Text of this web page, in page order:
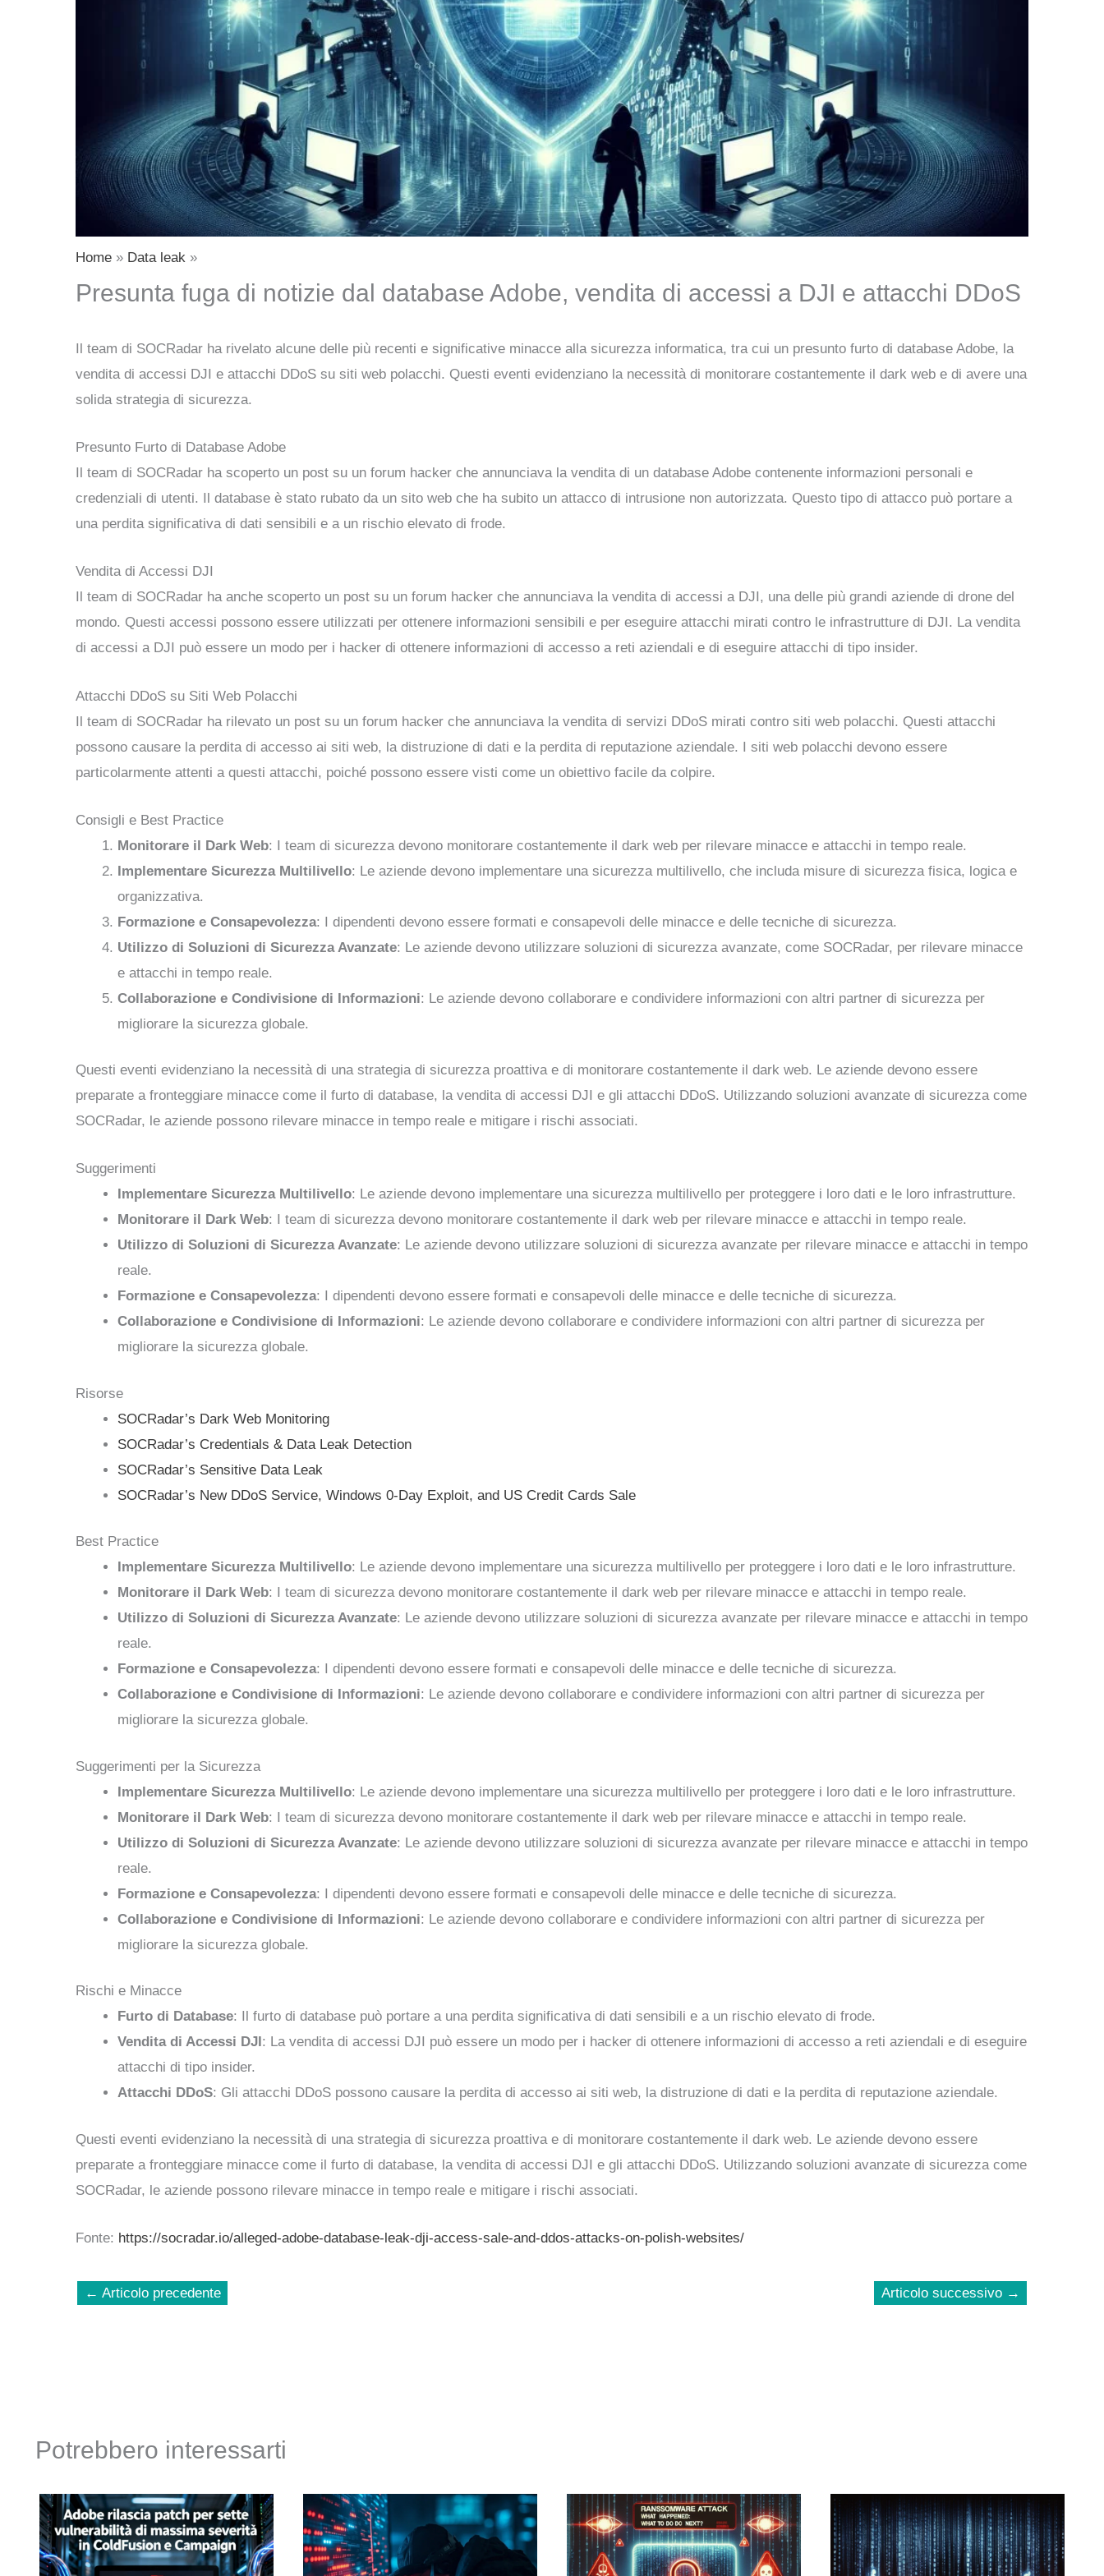
Home Data leak
Presunta fuga di notizie dal database Adobe, vendita di accessi a DJI e attacchi DDoS
Il team di SOCRadar ha rivelato alcune delle più recenti e significative minacce alla sicurezza informatica, tra cui un presunto furto di database Adobe, la
vendita di accessi DJI e attacchi DDoS su siti web polacchi. Questi eventi evidenziano la necessità di monitorare costantemente il dark web e di avere una
solida strategia di sicurezza.
Presunto Furto di Database Adobe
Il team di SOCRadar ha scoperto un post su un forum hacker che annunciava la vendita di un database Adobe contenente informazioni personali e
credenziali di utenti. Il database è stato rubato da un sito web che ha subito un attacco di intrusione non autorizzata. Questo tipo di attacco può portare a
una perdita significativa di dati sensibili e a un rischio elevato di frode.
Vendita di Accessi DJI
Il team di SOCRadar ha anche scoperto un post su un forum hacker che annunciava la vendita di accessi a DJI, una delle più grandi aziende di drone del
mondo. Questi accessi possono essere utilizzati per ottenere informazioni sensibili e per eseguire attacchi mirati contro le infrastrutture di DJI. La vendita
di accessi a DJI può essere un modo per i hacker di ottenere informazioni di accesso a reti aziendali e di eseguire attacchi di tipo insider.
Attacchi DDoS su Siti Web Polacchi
Il team di SOCRadar ha rilevato un post su un forum hacker che annunciava la vendita di servizi DDoS mirati contro siti web polacchi. Questi attacchi
possono causare la perdita di accesso ai siti web, la distruzione di dati e la perdita di reputazione aziendale. I siti web polacchi devono essere
particolarmente attenti a questi attacchi, poiché possono essere visti come un obiettivo facile da colpire.
Consigli e Best Practice
Monitorare il Dark Web: I team di sicurezza devono monitorare costantemente il dark web per rilevare minacce e attacchi in tempo reale.
Implementare Sicurezza Multilivello: Le aziende devono implementare una sicurezza multilivello, che includa misure di sicurezza fisica, logica e
organizzativa.
Formazione e Consapevolezza: I dipendenti devono essere formati e consapevoli delle minacce e delle tecniche di sicurezza.
Utilizzo di Soluzioni di Sicurezza Avanzate: Le aziende devono utilizzare soluzioni di sicurezza avanzate, come SOCRadar, per rilevare minacce
e attacchi in tempo reale.
Collaborazione e Condivisione di Informazioni: Le aziende devono collaborare e condividere informazioni con altri partner di sicurezza per
migliorare la sicurezza globale.
Questi eventi evidenziano la necessità di una strategia di sicurezza proattiva e di monitorare costantemente il dark web. Le aziende devono essere
preparate a fronteggiare minacce come il furto di database, la vendita di accessi DJI e gli attacchi DDoS. Utilizzando soluzioni avanzate di sicurezza come
SOCRadar, le aziende possono rilevare minacce in tempo reale e mitigare i rischi associati.
Suggerimenti
Implementare Sicurezza Multilivello: Le aziende devono implementare una sicurezza multilivello per proteggere i loro dati e le loro infrastrutture.
Monitorare il Dark Web: I team di sicurezza devono monitorare costantemente il dark web per rilevare minacce e attacchi in tempo reale.
Utilizzo di Soluzioni di Sicurezza Avanzate: Le aziende devono utilizzare soluzioni di sicurezza avanzate per rilevare minacce e attacchi in tempo
reale.
Formazione e Consapevolezza: I dipendenti devono essere formati e consapevoli delle minacce e delle tecniche di sicurezza.
Collaborazione e Condivisione di Informazioni: Le aziende devono collaborare e condividere informazioni con altri partner di sicurezza per
migliorare la sicurezza globale.
Risorse
SOCRadar’s Dark Web Monitoring
SOCRadar’s Credentials & Data Leak Detection
SOCRadar’s Sensitive Data Leak
SOCRadar’s New DDoS Service, Windows 0-Day Exploit, and US Credit Cards Sale
Best Practice
Implementare Sicurezza Multilivello: Le aziende devono implementare una sicurezza multilivello per proteggere i loro dati e le loro infrastrutture.
Monitorare il Dark Web: I team di sicurezza devono monitorare costantemente il dark web per rilevare minacce e attacchi in tempo reale.
Utilizzo di Soluzioni di Sicurezza Avanzate: Le aziende devono utilizzare soluzioni di sicurezza avanzate per rilevare minacce e attacchi in tempo
reale.
Formazione e Consapevolezza: I dipendenti devono essere formati e consapevoli delle minacce e delle tecniche di sicurezza.
Collaborazione e Condivisione di Informazioni: Le aziende devono collaborare e condividere informazioni con altri partner di sicurezza per
migliorare la sicurezza globale.
Suggerimenti per la Sicurezza
Implementare Sicurezza Multilivello: Le aziende devono implementare una sicurezza multilivello per proteggere i loro dati e le loro infrastrutture.
Monitorare il Dark Web: I team di sicurezza devono monitorare costantemente il dark web per rilevare minacce e attacchi in tempo reale.
Utilizzo di Soluzioni di Sicurezza Avanzate: Le aziende devono utilizzare soluzioni di sicurezza avanzate per rilevare minacce e attacchi in tempo
reale.
Formazione e Consapevolezza: I dipendenti devono essere formati e consapevoli delle minacce e delle tecniche di sicurezza.
Collaborazione e Condivisione di Informazioni: Le aziende devono collaborare e condividere informazioni con altri partner di sicurezza per
migliorare la sicurezza globale.
Rischi e Minacce
Furto di Database: Il furto di database può portare a una perdita significativa di dati sensibili e a un rischio elevato di frode.
Vendita di Accessi DJI : La vendita di accessi DJI può essere un modo per i hacker di ottenere informazioni di accesso a reti aziendali e di eseguire
attacchi di tipo insider.
Attacchi DDoS: Gli attacchi DDoS possono causare la perdita di accesso ai siti web, la distruzione di dati e la perdita di reputazione aziendale.
Questi eventi evidenziano la necessità di una strategia di sicurezza proattiva e di monitorare costantemente il dark web. Le aziende devono essere
preparate a fronteggiare minacce come il furto di database, la vendita di accessi DJI e gli attacchi DDoS. Utilizzando soluzioni avanzate di sicurezza come
SOCRadar, le aziende possono rilevare minacce in tempo reale e mitigare i rischi associati.
Fonte: https://socradar.io/alleged-adobe-database-leak-dji-access-sale-and-ddos-attacks-on-polish-websites/
← Articolo precedente Articolo successivo →
Potrebbero interessarti